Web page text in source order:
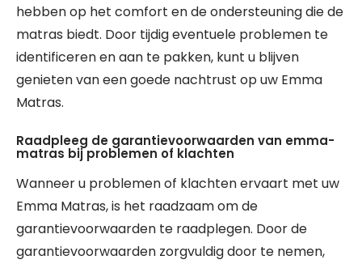
hebben op het comfort en de ondersteuning die de
matras biedt. Door tijdig eventuele problemen te
identificeren en aan te pakken, kunt u blijven
genieten van een goede nachtrust op uw Emma
Matras.
Raadpleeg de garantievoorwaarden van emma-
matras bij problemen of klachten
Wanneer u problemen of klachten ervaart met uw
Emma Matras, is het raadzaam om de
garantievoorwaarden te raadplegen. Door de
garantievoorwaarden zorgvuldig door te nemen,